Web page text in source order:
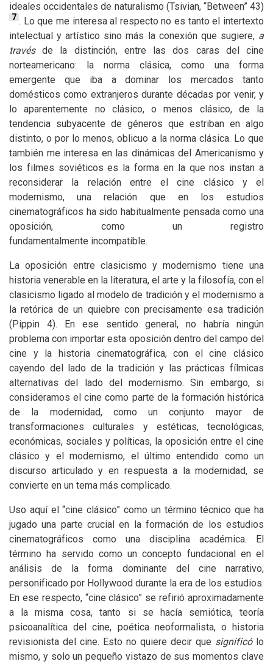
ideales occidentales de naturalismo (Tsivian, “Between” 43)
7 . Lo que me interesa al respecto no es tanto el intertexto
intelectual y artístico sino más la conexión que sugiere, a
travésde la distinción, entre las dos caras del cine
norteamericano: la norma clásica, como una forma
emergente que iba a dominar los mercados tanto
domésticos como extranjeros durante décadas por venir, y
lo aparentemente no clásico, o menos clásico, de la
tendencia subyacente de géneros que estriban en algo
distinto, o por lo menos, oblicuo a la norma clásica. Lo que
también me interesa en las dinámicas del Americanismo y
los filmes soviéticos es la forma en la que nos instan a
reconsiderar la relación entre el cine clásico y el
modernismo, una relación que en los estudios
cinematográficos ha sido habitualmente pensada como una
oposición, como un registro
fundamentalmente incompatible.
La oposición entre clasicismo y modernismo tiene una
historia venerable en la literatura, el arte y la filosofía, con el
clasicismo ligado al modelo de tradición y el modernismo a
la retórica de un quiebre con precisamente esa tradición
(Pippin 4). En ese sentido general, no habría ningún
problema con importar esta oposición dentro del campo del
cine y la historia cinematográfica, con el cine clásico
cayendo del lado de la tradición y las prácticas fílmicas
alternativas del lado del modernismo. Sin embargo, si
consideramos el cine como parte de la formación histórica
de la modernidad, como un conjunto mayor de
transformaciones culturales y estéticas, tecnológicas,
económicas, sociales y políticas, la oposición entre el cine
clásico y el modernismo, el último entendido como un
discurso articulado y en respuesta a la modernidad, se
convierte en un tema más complicado.
Uso aquí el “cine clásico” como un término técnico que ha
jugado una parte crucial en la formación de los estudios
cinematográficos como una disciplina académica. El
término ha servido como un concepto fundacional en el
análisis de la forma dominante del cine narrativo,
personificado por Hollywood durante la era de los estudios.
En ese respecto, “cine clásico” se refirió aproximadamente
a la misma cosa, tanto si se hacía semiótica, teoría
psicoanalítica del cine, poética neoformalista, o historia
revisionista del cine. Esto no quiere decir que significólo
mismo, y solo un pequeño vistazo de sus momentos clave